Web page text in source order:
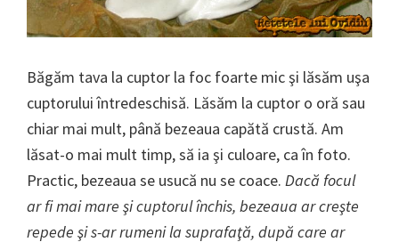
Băgăm tava la cuptor la foc foarte mic şi lăsăm uşa
cuptorului întredeschisă. Lăsăm la cuptor o oră sau
chiar mai mult, până bezeaua capătă crustă. Am
lăsat-o mai mult timp, să ia şi culoare, ca în foto.
Practic, bezeaua se usucă nu se coace. Dacă focul
ar fi mai mare şi cuptorul închis, bezeaua ar creşte
repede şi s-ar rumeni la suprafaţă, după care ar